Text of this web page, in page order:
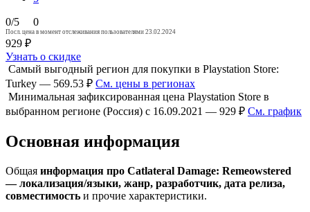
0/5 0
Посл. цена в момент отслеживания пользователями 23.02.2024
929 ₽
Узнать о скидке
Самый выгодный регион для покупки в Playstation Store:
Turkey — 569.53 ₽ См. цены в регионах
Минимальная зафиксированная цена Playstation Store в
выбранном регионе (Россия) с 16.09.2021 — 929 ₽ См. график
Основная информация
Общая информация про Catlateral Damage: Remeowstered
— локализация/языки, жанр, разработчик, дата релиза,
совместимость и прочие характеристики.